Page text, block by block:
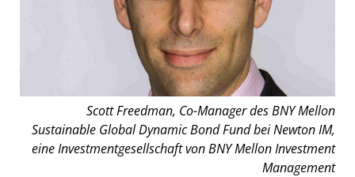
Scott Freedman, Co-Manager des BNY Mellon
Sustainable Global Dynamic Bond Fund bei Newton IM,
eine Investmentgesellschaft von BNY Mellon Investment
Management